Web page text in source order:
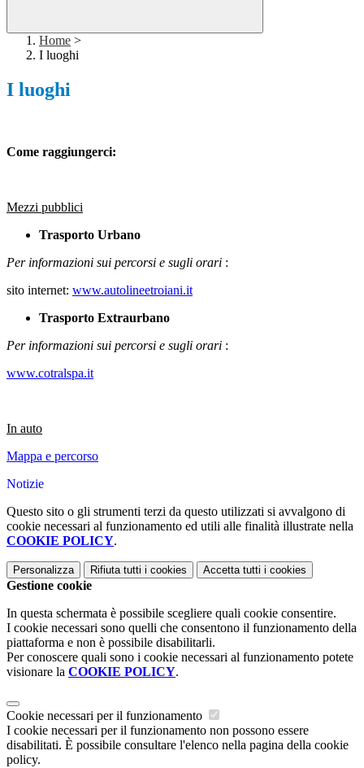
Home >
I luoghi
I luoghi
Come raggiungerci:
Mezzi pubblici
Trasporto Urbano
Per informazioni sui percorsi e sugli orari :
sito internet: www.autolineetroiani.it
Trasporto Extraurbano
Per informazioni sui percorsi e sugli orari :
www.cotralspa.it
In auto
Mappa e percorso
Notizie
Questo sito o gli strumenti terzi da questo utilizzati si avvalgono di
cookie necessari al funzionamento ed utili alle finalità illustrate nella
COOKIE POLICY.
Personalizza Rifiuta tutti i cookies Accetta tutti i cookies
Gestione cookie
In questa schermata è possibile scegliere quali cookie consentire.
I cookie necessari sono quelli che consentono il funzionamento della
piattaforma e non è possibile disabilitarli.
Per conoscere quali sono i cookie necessari al funzionamento potete
visionare la COOKIE POLICY.
Cookie necessari per il funzionamento
I cookie necessari per il funzionamento non possono essere
disabilitati. È possibile consultare l'elenco nella pagina della cookie
policy.